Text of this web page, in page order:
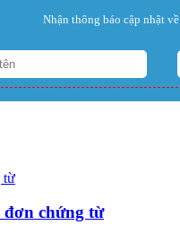
Nhận thông báo cập nhật
đơn chứng từ